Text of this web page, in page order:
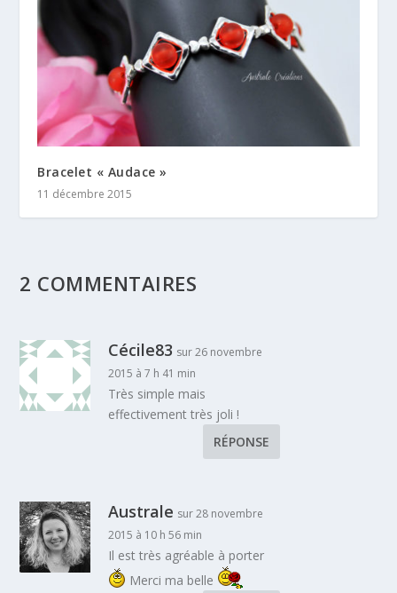
Bracelet « Audace »
11 décembre 2015
2 COMMENTAIRES
Cécile83 sur 26 novembre
2015 à 7 h 41 min
Très simple mais
effectivement très joli !
RÉPONSE
Australe sur 28 novembre
2015 à 10 h 56 min
Il est très agréable à porter
Merci ma belle